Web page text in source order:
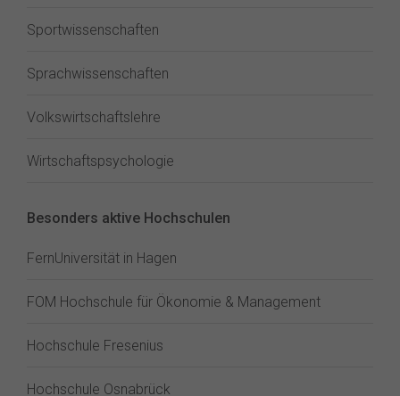
Sportwissenschaften
Sprachwissenschaften
Volkswirtschaftslehre
Wirtschaftspsychologie
Besonders aktive Hochschulen
FernUniversität in Hagen
FOM Hochschule für Ökonomie & Management
Hochschule Fresenius
Hochschule Osnabrück